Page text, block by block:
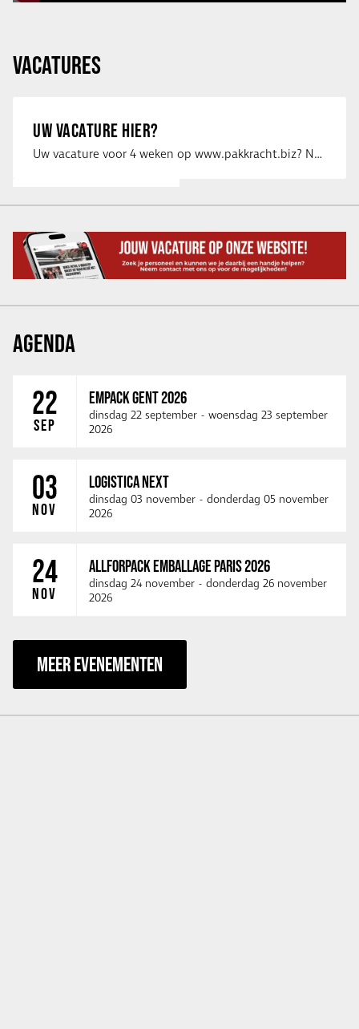
VACATURES
UW VACATURE HIER?
Uw vacature voor 4 weken op www.pakkracht.biz? Neem dan contact op met Yannick van …
AGENDA
22
SEP
EMPACK GENT 2026
dinsdag 22 september - woensdag 23 september
2026
03
NOV
LOGISTICA NEXT
dinsdag 03 november - donderdag 05 november
2026
24
NOV
ALLFORPACK EMBALLAGE PARIS 2026
dinsdag 24 november - donderdag 26 november
2026
MEER EVENEMENTEN